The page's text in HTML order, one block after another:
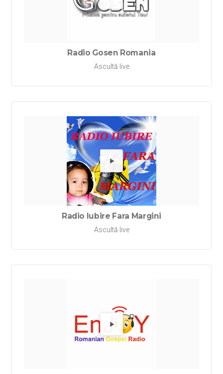
Redă
Radio Gosen Romania
Ascultă live
Redă
Radio Iubire Fara Margini
Ascultă live
Redă